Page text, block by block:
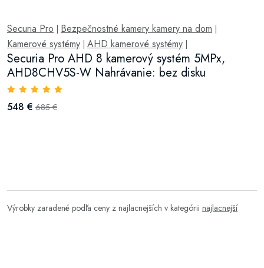
Securia Pro Bezpečnostné kamery kamery na dom
Kamerové systémy AHD kamerové systémy
Securia Pro AHD 8 kamerový systém 5MPx,
AHD8CHV5S-W Nahrávanie: bez disku
548 € 685 €
Výrobky zaradené podľa ceny z najlacnejších v kategórii najlacnejší